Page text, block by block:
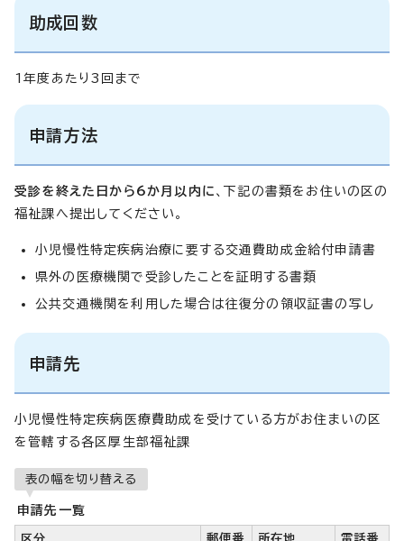
助成回数
1年度あたり3回まで
申請方法
受診を終えた日から6か月以内に 、下記の書類をお住いの区の
福祉課へ提出してください。
小児慢性特定疾病治療に要する交通費助成金給付申請書
県外の医療機関で受診したことを証明する書類
公共交通機関を利用した場合は往復分の領収証書の写し
申請先
小児慢性特定疾病医療費助成を受けている方がお住まいの区
を管轄する各区厚生部福祉課
表の幅を切り替える
申請先一覧
区分 郵便番 所在地 電話番